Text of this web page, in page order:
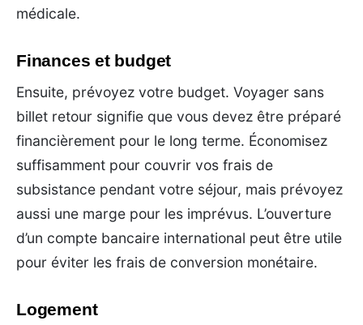
médicale.
Finances et budget
Ensuite, prévoyez votre budget. Voyager sans
billet retour signifie que vous devez être préparé
financièrement pour le long terme. Économisez
suffisamment pour couvrir vos frais de
subsistance pendant votre séjour, mais prévoyez
aussi une marge pour les imprévus. L’ouverture
d’un compte bancaire international peut être utile
pour éviter les frais de conversion monétaire.
Logement